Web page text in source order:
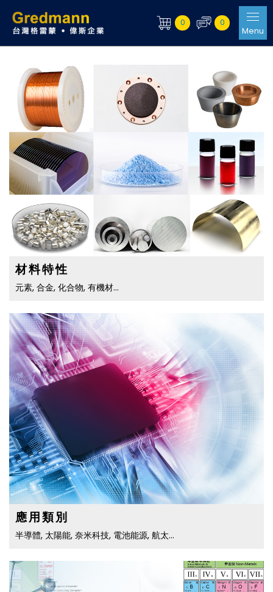
0
0
Menu
材料特性
元素, 合金, 化合物, 有機材…
應用類別
半導體, 太陽能, 奈米科技, 電池能源, 航太…